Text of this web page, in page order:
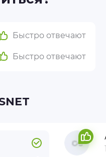
Быстро отвечают
Быстро отвечают